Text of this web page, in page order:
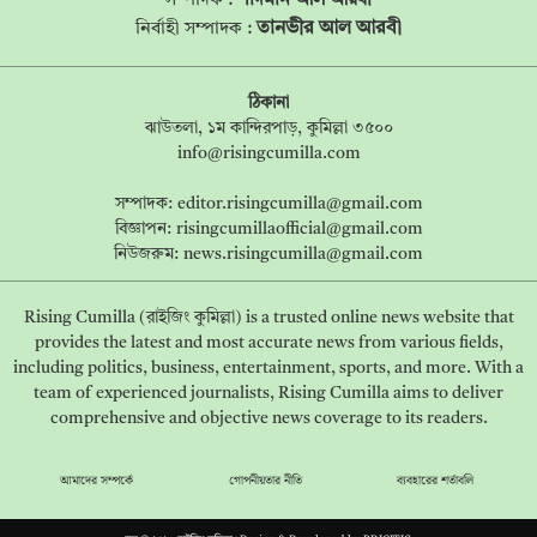
নির্বাহী সম্পাদক :তানভীর আল আরবী
ঠিকানা
ঝাউতলা, ১ম কান্দিরপাড়, কুমিল্লা ৩৫০০
info@risingcumilla.com
সম্পাদক: editor.risingcumilla@gmail.com
বিজ্ঞাপন: risingcumillaofficial@gmail.com
নিউজরুম: news.risingcumilla@gmail.com
Rising Cumilla (রাইজিং কুমিল্লা) is a trusted online news website that
provides the latest and most accurate news from various fields,
including politics, business, entertainment, sports, and more. With a
team of experienced journalists, Rising Cumilla aims to deliver
comprehensive and objective news coverage to its readers.
আমাদের সম্পর্কে গোপনীয়তার নীতি ব্যবহারের শর্তাবলি